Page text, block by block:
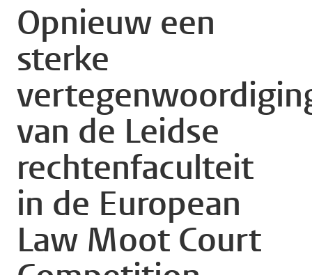
Opnieuw een
sterke
van de Leidse
rechtenfaculteit
in de European
Law Moot Court